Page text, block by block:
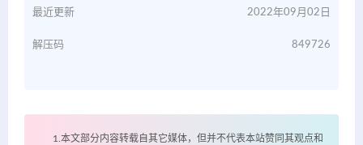
最近更新 2022年09月02日
解压码 849726
1.本文部分内容转载自其它媒体，但并不代表本站赞同其观点和